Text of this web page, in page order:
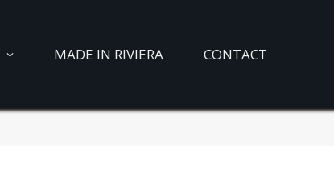
MADE IN RIVIERA CONTACT